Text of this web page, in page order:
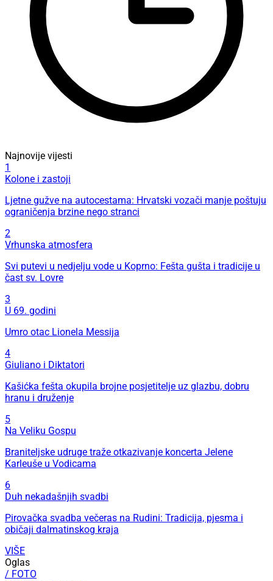
Najnovije vijesti
1
Kolone i zastoji
Ljetne gužve na autocestama: Hrvatski vozači manje poštuju
ograničenja brzine nego stranci
2
Vrhunska atmosfera
Svi putevi u nedjelju vode u Koprno: Fešta gušta i tradicije u
čast sv. Lovre
3
U 69. godini
Umro otac Lionela Messija
4
Giuliano i Diktatori
Kašićka fešta okupila brojne posjetitelje uz glazbu, dobru
hranu i druženje
5
Na Veliku Gospu
Braniteljske udruge traže otkazivanje koncerta Jelene
Karleuše u Vodicama
6
Duh nekadašnjih svadbi
Pirovačka svadba večeras na Rudini: Tradicija, pjesma i
običaji dalmatinskog kraja
VIŠE
Oglas
/ FOTO